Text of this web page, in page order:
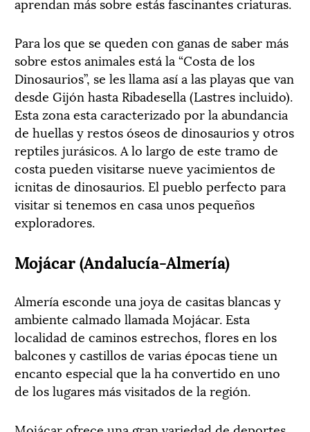
Para los que se queden con ganas de saber más
sobre estos animales está la “Costa de los
Dinosaurios”, se les llama así a las playas que van
desde Gijón hasta Ribadesella (Lastres incluido).
Esta zona esta caracterizado por la abundancia
de huellas y restos óseos de dinosaurios y otros
reptiles jurásicos. A lo largo de este tramo de
costa pueden visitarse nueve yacimientos de
icnitas de dinosaurios. El pueblo perfecto para
visitar si tenemos en casa unos pequeños
exploradores.
Mojácar (Andalucía-Almería)
Almería esconde una joya de casitas blancas y
ambiente calmado llamada Mojácar. Esta
localidad de caminos estrechos, flores en los
balcones y castillos de varias épocas tiene un
encanto especial que la ha convertido en uno
de los lugares más visitados de la región.